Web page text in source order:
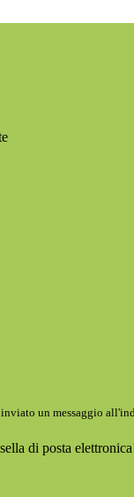
inviato un messaggio
di posta